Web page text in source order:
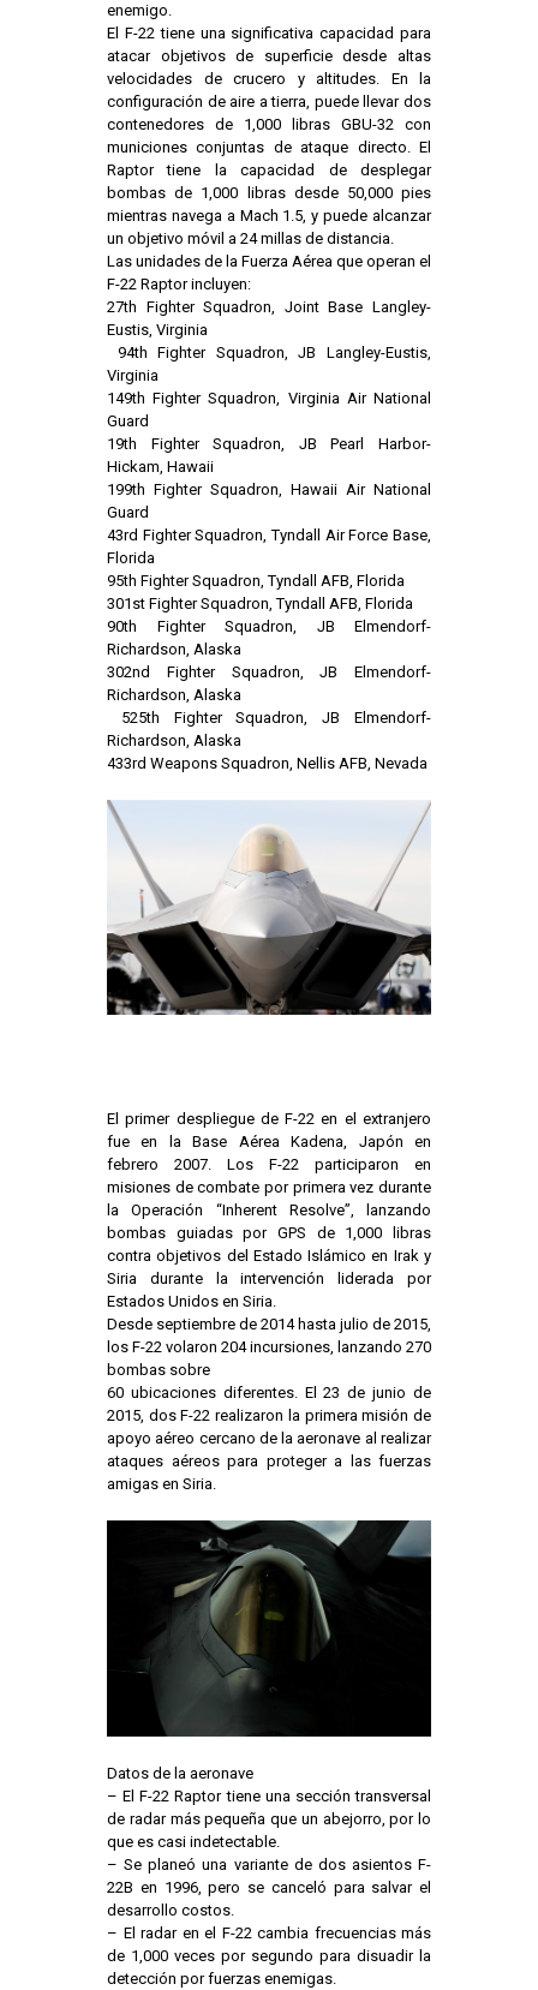
enemigo.
El F-22 tiene una significativa capacidad para
atacar objetivos de superficie desde altas
velocidades de crucero y altitudes. En la
configuración de aire a tierra, puede llevar dos
contenedores de 1,000 libras GBU-32 con
municiones conjuntas de ataque directo. El
Raptor tiene la capacidad de desplegar
bombas de 1,000 libras desde 50,000 pies
mientras navega a Mach 1.5, y puede alcanzar
un objetivo móvil a 24 millas de distancia.
Las unidades de la Fuerza Aérea que operan el
F-22 Raptor incluyen:
27th Fighter Squadron, Joint Base Langley-
Eustis, Virginia
94th Fighter Squadron, JB Langley-Eustis,
Virginia
149th Fighter Squadron, Virginia Air National
Guard
19th Fighter Squadron, JB Pearl Harbor-
Hickam, Hawaii
199th Fighter Squadron, Hawaii Air National
Guard
43rd Fighter Squadron, Tyndall Air Force Base,
Florida
95th Fighter Squadron, Tyndall AFB, Florida
301st Fighter Squadron, Tyndall AFB, Florida
90th Fighter Squadron, JB Elmendorf-
Richardson, Alaska
302nd Fighter Squadron, JB Elmendorf-
Richardson, Alaska
525th Fighter Squadron, JB Elmendorf-
Richardson, Alaska
433rd Weapons Squadron, Nellis AFB, Nevada
El primer despliegue de F-22 en el extranjero
fue en la Base Aérea Kadena, Japón en
febrero 2007. Los F-22 participaron en
misiones de combate por primera vez durante
la Operación “Inherent Resolve”, lanzando
bombas guiadas por GPS de 1,000 libras
contra objetivos del Estado Islámico en Irak y
Siria durante la intervención liderada por
Estados Unidos en Siria.
Desde septiembre de 2014 hasta julio de 2015,
los F-22 volaron 204 incursiones, lanzando 270
bombas sobre
60 ubicaciones diferentes. El 23 de junio de
2015, dos F-22 realizaron la primera misión de
apoyo aéreo cercano de la aeronave al realizar
ataques aéreos para proteger a las fuerzas
amigas en Siria.
Datos de la aeronave
– El F-22 Raptor tiene una sección transversal
de radar más pequeña que un abejorro, por lo
que es casi indetectable.
– Se planeó una variante de dos asientos F-
22B en 1996, pero se canceló para salvar el
desarrollo costos.
– El radar en el F-22 cambia frecuencias más
de 1,000 veces por segundo para disuadir la
detección por fuerzas enemigas.